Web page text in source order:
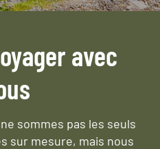
avec
sommes pas les seuls
sur mesure, mais nous